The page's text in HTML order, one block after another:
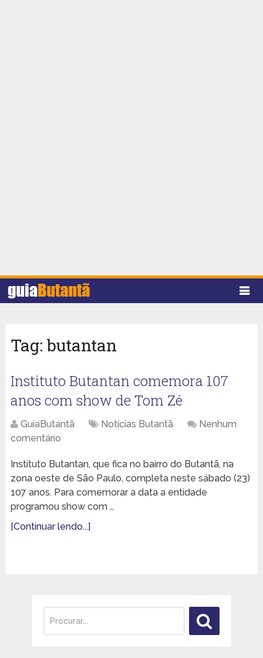
Tag: butantan
Instituto Butantan comemora 107
anos com show de Tom Zé
GuiaButantã Notícias Butantã
Nenhum
comentário
Instituto Butantan, que fica no bairro do Butantã, na
zona oeste de São Paulo, completa neste sábado (23)
107 anos. Para comemorar a data a entidade
programou show com …
[Continuar lendo...]